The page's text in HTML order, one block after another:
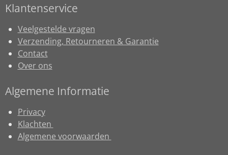
Klantenservice
Veelgestelde vragen
Verzending, Retourneren & Garantie
Contact
Over ons
Algemene Informatie
Privacy
Klachten
Algemene voorwaarden